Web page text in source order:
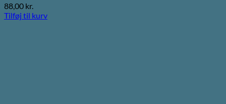
88,00 kr.
Tilføj til kurv